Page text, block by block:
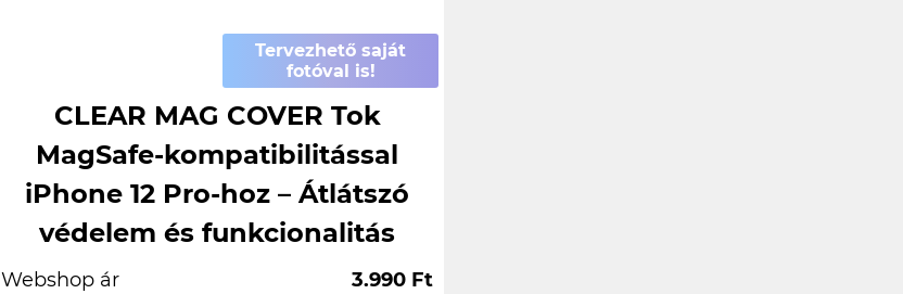
Tervezhető saját
fotóval is!
CLEAR MAG COVER Tok
MagSafe-kompatibilitással
iPhone 12 Pro-hoz – Átlátszó
védelem és funkcionalitás
Webshop ár
3.990 Ft